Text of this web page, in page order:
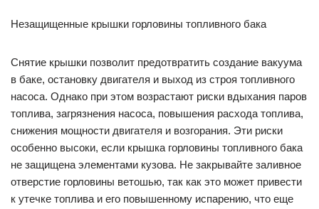
Незащищенные крышки горловины топливного бака
Снятие крышки позволит предотвратить создание вакуума
в баке, остановку двигателя и выход из строя топливного
насоса. Однако при этом возрастают риски вдыхания паров
топлива, загрязнения насоса, повышения расхода топлива,
снижения мощности двигателя и возгорания. Эти риски
особенно высоки, если крышка горловины топливного бака
не защищена элементами кузова. Не закрывайте заливное
отверстие горловины ветошью, так как это может привести
к утечке топлива и его повышенному испарению, что еще